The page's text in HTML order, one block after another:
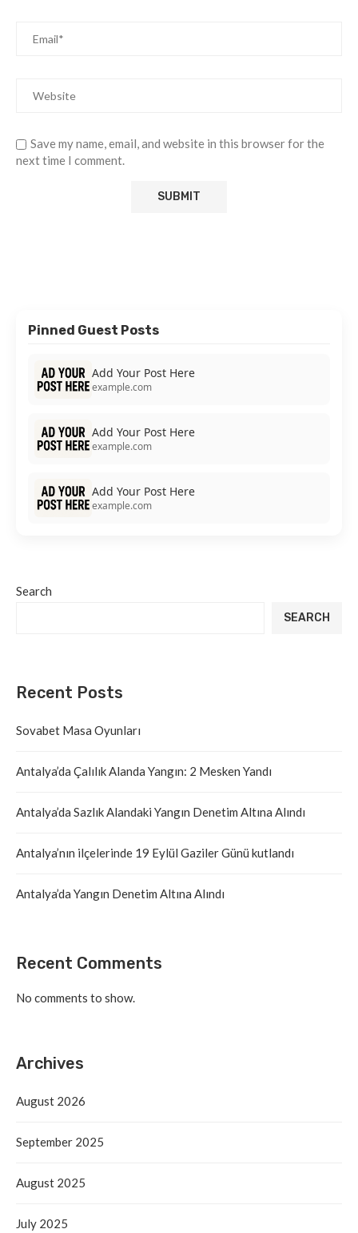
Save my name, email, and website in this browser for the
next time I comment.
Pinned Guest Posts
Add Your Post Here
example.com
Add Your Post Here
example.com
Add Your Post Here
example.com
Search
SEARCH
Recent Posts
Sovabet Masa Oyunları
Antalya’da Çalılık Alanda Yangın: 2 Mesken Yandı
Antalya’da Sazlık Alandaki Yangın Denetim Altına Alındı
Antalya’nın ilçelerinde 19 Eylül Gaziler Günü kutlandı
Antalya’da Yangın Denetim Altına Alındı
Recent Comments
No comments to show.
Archives
August 2026
September 2025
August 2025
July 2025